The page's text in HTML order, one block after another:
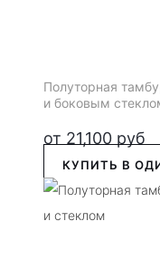
Полуторная
и боковым
от 21,100 руб
КУПИТЬ В